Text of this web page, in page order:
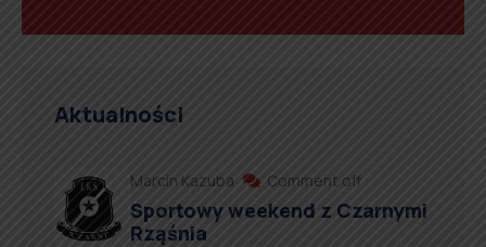
Aktualności
Marcin Kazuba Comment off
Sportowy weekend z Czarnymi
Rząśnia